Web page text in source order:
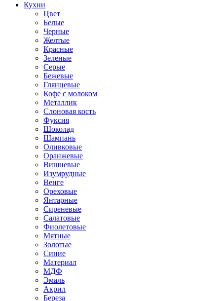
Кухни
Цвет
Белые
Черные
Желтые
Красные
Зеленые
Серые
Бежевые
Глянцевые
Кофе с молоком
Металлик
Слоновая кость
Фуксия
Шоколад
Шампань
Оливковые
Оранжевые
Вишневые
Изумрудные
Венге
Ореховые
Янтарные
Сиреневые
Салатовые
Фиолетовые
Мятные
Золотые
Синие
Материал
МДФ
Эмаль
Акрил
Береза